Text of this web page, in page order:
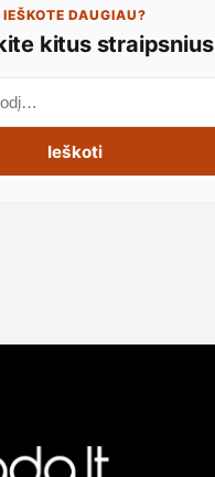
IEŠKOTE DAUGIAU?
kitus straipsnius
Ieškoti